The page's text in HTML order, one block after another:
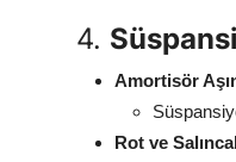
4.
Amortisör
Rot ve